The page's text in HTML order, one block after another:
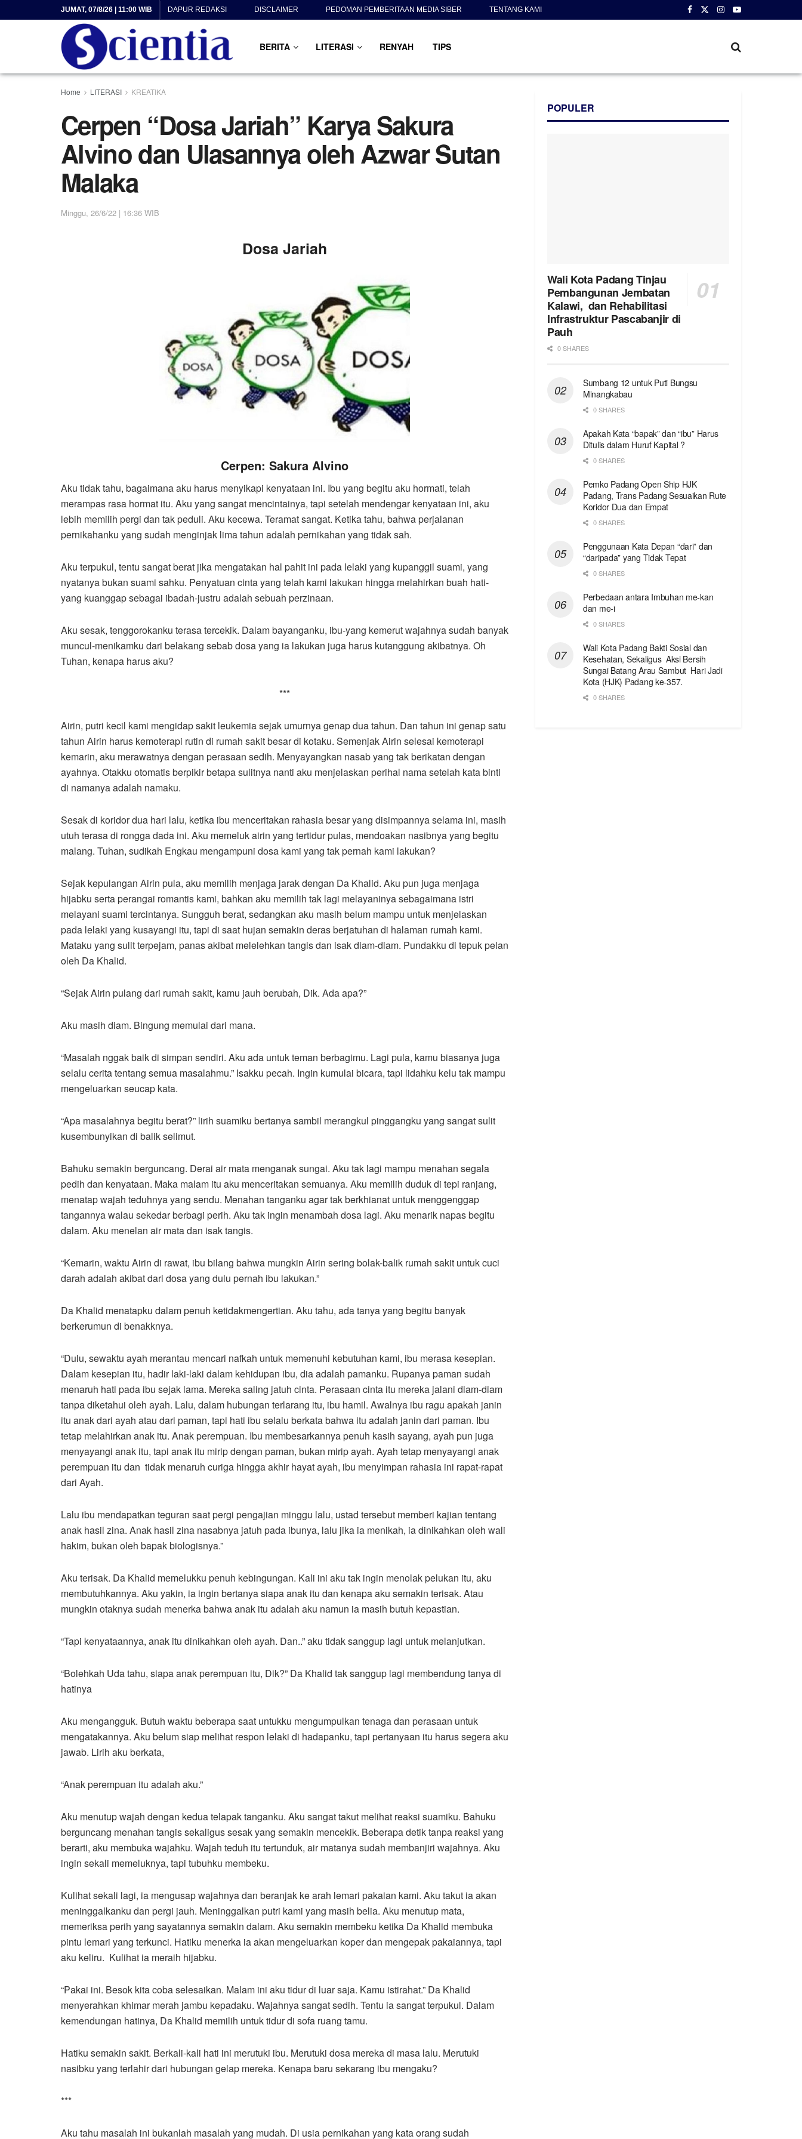
JUMAT, 07/8/26 | 11:00 WIB DAPUR REDAKSI DISCLAIMER PEDOMAN PEMBERITAAN MEDIA SIBER TENTANG KAMI
BERITA LITERASI RENYAH TIPS
Home LITERASI KREATIKA
Cerpen “Dosa Jariah” Karya Sakura
Alvino dan Ulasannya oleh Azwar Sutan
Malaka
Minggu, 26/6/22 | 16:36 WIB
Dosa Jariah
Cerpen: Sakura Alvino
Aku tidak tahu, bagaimana aku harus menyikapi kenyataan ini. Ibu yang begitu aku hormati, telah
merampas rasa hormat itu. Aku yang sangat mencintainya, tapi setelah mendengar kenyataan ini, aku
lebih memilih pergi dan tak peduli. Aku kecewa. Teramat sangat. Ketika tahu, bahwa perjalanan
pernikahanku yang sudah menginjak lima tahun adalah pernikahan yang tidak sah.
Aku terpukul, tentu sangat berat jika mengatakan hal pahit ini pada lelaki yang kupanggil suami, yang
nyatanya bukan suami sahku. Penyatuan cinta yang telah kami lakukan hingga melahirkan buah hati-
yang kuanggap sebagai ibadah-justru adalah sebuah perzinaan.
Aku sesak, tenggorokanku terasa tercekik. Dalam bayanganku, ibu-yang kemerut wajahnya sudah banyak
muncul-menikamku dari belakang sebab dosa yang ia lakukan juga harus kutanggung akibatnya. Oh
Tuhan, kenapa harus aku?
***
Airin, putri kecil kami mengidap sakit leukemia sejak umurnya genap dua tahun. Dan tahun ini genap satu
tahun Airin harus kemoterapi rutin di rumah sakit besar di kotaku. Semenjak Airin selesai kemoterapi
kemarin, aku merawatnya dengan perasaan sedih. Menyayangkan nasab yang tak berikatan dengan
ayahnya. Otakku otomatis berpikir betapa sulitnya nanti aku menjelaskan perihal nama setelah kata binti
di namanya adalah namaku.
Sesak di koridor dua hari lalu, ketika ibu menceritakan rahasia besar yang disimpannya selama ini, masih
utuh terasa di rongga dada ini. Aku memeluk airin yang tertidur pulas, mendoakan nasibnya yang begitu
malang. Tuhan, sudikah Engkau mengampuni dosa kami yang tak pernah kami lakukan?
Sejak kepulangan Airin pula, aku memilih menjaga jarak dengan Da Khalid. Aku pun juga menjaga
hijabku serta perangai romantis kami, bahkan aku memilih tak lagi melayaninya sebagaimana istri
melayani suami tercintanya. Sungguh berat, sedangkan aku masih belum mampu untuk menjelaskan
pada lelaki yang kusayangi itu, tapi di saat hujan semakin deras berjatuhan di halaman rumah kami.
Mataku yang sulit terpejam, panas akibat melelehkan tangis dan isak diam-diam. Pundakku di tepuk pelan
oleh Da Khalid.
“Sejak Airin pulang dari rumah sakit, kamu jauh berubah, Dik. Ada apa?”
Aku masih diam. Bingung memulai dari mana.
“Masalah nggak baik di simpan sendiri. Aku ada untuk teman berbagimu. Lagi pula, kamu biasanya juga
selalu cerita tentang semua masalahmu.” Isakku pecah. Ingin kumulai bicara, tapi lidahku kelu tak mampu
mengeluarkan seucap kata.
“Apa masalahnya begitu berat?” lirih suamiku bertanya sambil merangkul pinggangku yang sangat sulit
kusembunyikan di balik selimut.
Bahuku semakin berguncang. Derai air mata menganak sungai. Aku tak lagi mampu menahan segala
pedih dan kenyataan. Maka malam itu aku menceritakan semuanya. Aku memilih duduk di tepi ranjang,
menatap wajah teduhnya yang sendu. Menahan tanganku agar tak berkhianat untuk menggenggap
tangannya walau sekedar berbagi perih. Aku tak ingin menambah dosa lagi. Aku menarik napas begitu
dalam. Aku menelan air mata dan isak tangis.
“Kemarin, waktu Airin di rawat, ibu bilang bahwa mungkin Airin sering bolak-balik rumah sakit untuk cuci
darah adalah akibat dari dosa yang dulu pernah ibu lakukan.”
Da Khalid menatapku dalam penuh ketidakmengertian. Aku tahu, ada tanya yang begitu banyak
berkerumun di benakknya.
“Dulu, sewaktu ayah merantau mencari nafkah untuk memenuhi kebutuhan kami, ibu merasa kesepian.
Dalam kesepian itu, hadir laki-laki dalam kehidupan ibu, dia adalah pamanku. Rupanya paman sudah
menaruh hati pada ibu sejak lama. Mereka saling jatuh cinta. Perasaan cinta itu mereka jalani diam-diam
tanpa diketahui oleh ayah. Lalu, dalam hubungan terlarang itu, ibu hamil. Awalnya ibu ragu apakah janin
itu anak dari ayah atau dari paman, tapi hati ibu selalu berkata bahwa itu adalah janin dari paman. Ibu
tetap melahirkan anak itu. Anak perempuan. Ibu membesarkannya penuh kasih sayang, ayah pun juga
menyayangi anak itu, tapi anak itu mirip dengan paman, bukan mirip ayah. Ayah tetap menyayangi anak
perempuan itu dan tidak menaruh curiga hingga akhir hayat ayah, ibu menyimpan rahasia ini rapat-rapat
dari Ayah.
Lalu ibu mendapatkan teguran saat pergi pengajian minggu lalu, ustad tersebut memberi kajian tentang
anak hasil zina. Anak hasil zina nasabnya jatuh pada ibunya, lalu jika ia menikah, ia dinikahkan oleh wali
hakim, bukan oleh bapak biologisnya.”
Aku terisak. Da Khalid memelukku penuh kebingungan. Kali ini aku tak ingin menolak pelukan itu, aku
membutuhkannya. Aku yakin, ia ingin bertanya siapa anak itu dan kenapa aku semakin terisak. Atau
mungkin otaknya sudah menerka bahwa anak itu adalah aku namun ia masih butuh kepastian.
“Tapi kenyataannya, anak itu dinikahkan oleh ayah. Dan..” aku tidak sanggup lagi untuk melanjutkan.
“Bolehkah Uda tahu, siapa anak perempuan itu, Dik?” Da Khalid tak sanggup lagi membendung tanya di
hatinya
Aku mengangguk. Butuh waktu beberapa saat untukku mengumpulkan tenaga dan perasaan untuk
mengatakannya. Aku belum siap melihat respon lelaki di hadapanku, tapi pertanyaan itu harus segera aku
jawab. Lirih aku berkata,
“Anak perempuan itu adalah aku.”
Aku menutup wajah dengan kedua telapak tanganku. Aku sangat takut melihat reaksi suamiku. Bahuku
berguncang menahan tangis sekaligus sesak yang semakin mencekik. Beberapa detik tanpa reaksi yang
berarti, aku membuka wajahku. Wajah teduh itu tertunduk, air matanya sudah membanjiri wajahnya. Aku
ingin sekali memeluknya, tapi tubuhku membeku.
Kulihat sekali lagi, ia mengusap wajahnya dan beranjak ke arah lemari pakaian kami. Aku takut ia akan
meninggalkanku dan pergi jauh. Meninggalkan putri kami yang masih belia. Aku menutup mata,
memeriksa perih yang sayatannya semakin dalam. Aku semakin membeku ketika Da Khalid membuka
pintu lemari yang terkunci. Hatiku menerka ia akan mengeluarkan koper dan mengepak pakaiannya, tapi
aku keliru. Kulihat ia meraih hijabku.
“Pakai ini. Besok kita coba selesaikan. Malam ini aku tidur di luar saja. Kamu istirahat.” Da Khalid
menyerahkan khimar merah jambu kepadaku. Wajahnya sangat sedih. Tentu ia sangat terpukul. Dalam
kemendungan hatinya, Da Khalid memilih untuk tidur di sofa ruang tamu.
Hatiku semakin sakit. Berkali-kali hati ini merutuki ibu. Merutuki dosa mereka di masa lalu. Merutuki
nasibku yang terlahir dari hubungan gelap mereka. Kenapa baru sekarang ibu mengaku?
***
Aku tahu masalah ini bukanlah masalah yang mudah. Di usia pernikahan yang kata orang sudah
POPULER
Wali Kota Padang Tinjau
Pembangunan Jembatan
Kalawi, dan Rehabilitasi
Infrastruktur Pascabanjir di
Pauh
0 SHARES
Sumbang 12 untuk Puti Bungsu
Minangkabau
0 SHARES
Apakah Kata “bapak” dan “ibu” Harus
Ditulis dalam Huruf Kapital ?
0 SHARES
Pemko Padang Open Ship HJK
Padang, Trans Padang Sesuaikan Rute
Koridor Dua dan Empat
0 SHARES
Penggunaan Kata Depan “dari” dan
“daripada” yang Tidak Tepat
0 SHARES
Perbedaan antara Imbuhan me-kan
dan me-i
0 SHARES
Wali Kota Padang Bakti Sosial dan
Kesehatan, Sekaligus Aksi Bersih
Sungai Batang Arau Sambut Hari Jadi
Kota (HJK) Padang ke-357.
0 SHARES